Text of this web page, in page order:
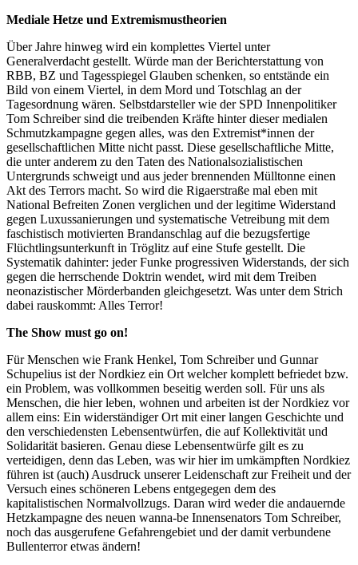
Mediale Hetze und Extremismustheorien
Über Jahre hinweg wird ein komplettes Viertel unter
Generalverdacht gestellt. Würde man der Berichterstattung von
RBB, BZ und Tagesspiegel Glauben schenken, so entstände ein
Bild von einem Viertel, in dem Mord und Totschlag an der
Tagesordnung wären. Selbstdarsteller wie der SPD Innenpolitiker
Tom Schreiber sind die treibenden Kräfte hinter dieser medialen
Schmutzkampagne gegen alles, was den Extremist*innen der
gesellschaftlichen Mitte nicht passt. Diese gesellschaftliche Mitte,
die unter anderem zu den Taten des Nationalsozialistischen
Untergrunds schweigt und aus jeder brennenden Mülltonne einen
Akt des Terrors macht. So wird die Rigaerstraße mal eben mit
National Befreiten Zonen verglichen und der legitime Widerstand
gegen Luxussanierungen und systematische Vetreibung mit dem
faschistisch motivierten Brandanschlag auf die bezugsfertige
Flüchtlingsunterkunft in Tröglitz auf eine Stufe gestellt. Die
Systematik dahinter: jeder Funke progressiven Widerstands, der sich
gegen die herrschende Doktrin wendet, wird mit dem Treiben
neonazistischer Mörderbanden gleichgesetzt. Was unter dem Strich
dabei rauskommt: Alles Terror!
The Show must go on!
Für Menschen wie Frank Henkel, Tom Schreiber und Gunnar
Schupelius ist der Nordkiez ein Ort welcher komplett befriedet bzw.
ein Problem, was vollkommen beseitig werden soll. Für uns als
Menschen, die hier leben, wohnen und arbeiten ist der Nordkiez vor
allem eins: Ein widerständiger Ort mit einer langen Geschichte und
den verschiedensten Lebensentwürfen, die auf Kollektivität und
Solidarität basieren. Genau diese Lebensentwürfe gilt es zu
verteidigen, denn das Leben, was wir hier im umkämpften Nordkiez
führen ist (auch) Ausdruck unserer Leidenschaft zur Freiheit und der
Versuch eines schöneren Lebens entgegegen dem des
kapitalistischen Normalvollzugs. Daran wird weder die andauernde
Hetzkampagne des neuen wanna-be Innensenators Tom Schreiber,
noch das ausgerufene Gefahrengebiet und der damit verbundene
Bullenterror etwas ändern!